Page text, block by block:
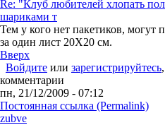
Re: "Клуб любителей хлопать
шариками т
Тем у кого нет пакетиков, могут
за один лист 20Х20 см.
Вверх
Войдите или зарегистрируйтесь
комментарии
пн, 21/12/2009 - 07:12
Постоянная ссылка (Permalink)
zubve